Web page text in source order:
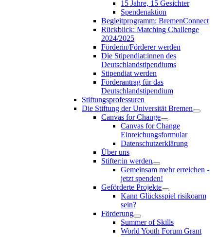
15 Jahre, 15 Gesichter
Spendenaktion
Begleitprogramm: BremenConnect
Rückblick: Matching Challenge
2024/2025
Förderin/Förderer werden
Die Stipendiat:innen des
Deutschlandstipendiums
Stipendiat werden
Förderantrag für das
Deutschlandstipendium
Stiftungsprofessuren
Die Stiftung der Universität Bremen
Canvas for Change
Canvas for Change
Einreichungsformular
Datenschutzerklärung
Über uns
Stifter:in werden
Gemeinsam mehr erreichen -
jetzt spenden!
Geförderte Projekte
Kann Glücksspiel risikoarm
sein?
Förderung
Summer of Skills
World Youth Forum Grant